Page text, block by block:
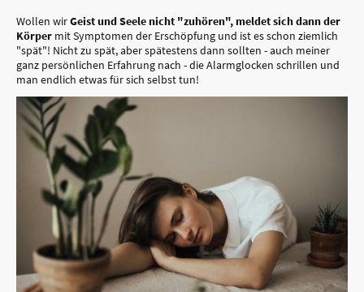
Wollen wirGeist und Seele nicht "zuhören", meldet sich dann der
Körper mit Symptomen der Erschöpfung und ist es schon ziemlich
"spät"! Nicht zu spät, aber spätestens dann sollten - auch meiner
ganz persönlichen Erfahrung nach - die Alarmglocken schrillen und
man endlich etwas für sich selbst tun!